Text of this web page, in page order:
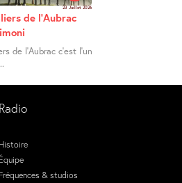
23 Juillet 2026
de l’Aubrac
de l’Aubrac c’est l’un
Radio
Histoire
Équipe
Fréquences & studios